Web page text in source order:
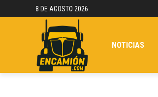
8 DE AGOSTO 2026
NOTICIAS